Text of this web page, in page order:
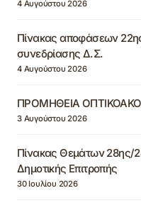
4 Αυγούστου 2026
Πίνακας αποφάσεων
συνεδρίασης Δ.Σ.
4 Αυγούστου 2026
ΠΡΟΜΗΘΕΙΑ
3 Αυγούστου 2026
Πίνακας Θεμάτων 28ης/
Δημοτικής Επιτροπής
30 Ιουλίου 2026